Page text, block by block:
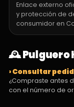
Enlace externo
y protección de
consumidor en
🕰️ Pulguero
› Consultar
¿Compraste antes
con el número de